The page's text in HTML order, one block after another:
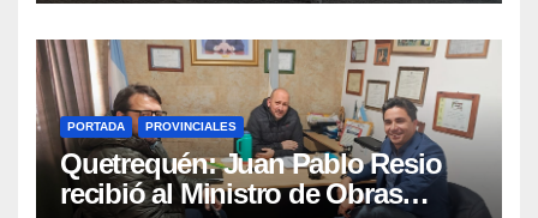
PORTADA PROVINCIALES
Quetrequén: Juan Pablo Resio
recibió al Ministro de Obras